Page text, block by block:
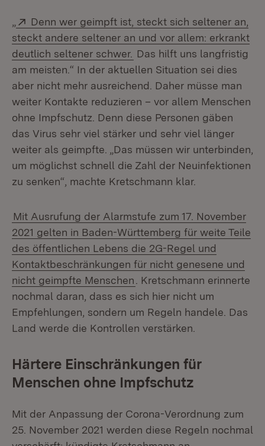
Extern:
Denn wer geimpft ist, steckt sich seltener an,
steckt andere seltener an und vor allem: erkrankt
deutlich seltener schwer. (Öffnet in neuem Fenster)
Das hilft uns langfristig
am meisten.“ In der aktuellen Situation sei dies
aber nicht mehr ausreichend. Daher müsse man
weiter Kontakte reduzieren – vor allem Menschen
ohne Impfschutz. Denn diese Personen gäben
das Virus sehr viel stärker und sehr viel länger
weiter als geimpfte. „Das müssen wir unterbinden,
um möglichst schnell die Zahl der Neuinfektionen
zu senken“, machte Kretschmann klar.
Mit Ausrufung der Alarmstufe zum 17. November
2021 gelten in Baden-Württemberg für weite Teile
des öffentlichen Lebens die 2G-Regel und
Kontaktbeschränkungen für nicht genesene und
nicht geimpfte Menschen
. Kretschmann erinnerte
nochmal daran, dass es sich hier nicht um
Empfehlungen, sondern um Regeln handele. Das
Land werde die Kontrollen verstärken.
Härtere Einschränkungen für
Menschen ohne Impfschutz
Mit der Anpassung der Corona-Verordnung zum
25. November 2021 werden diese Regeln nochmal